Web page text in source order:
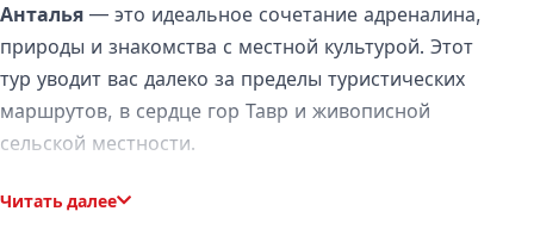
Анталья — это идеальное сочетание адреналина,
природы и знакомства с местной культурой. Этот
тур уводит вас далеко за пределы туристических
маршрутов, в сердце гор Тавр и живописной
сельской местности.
Читать далее